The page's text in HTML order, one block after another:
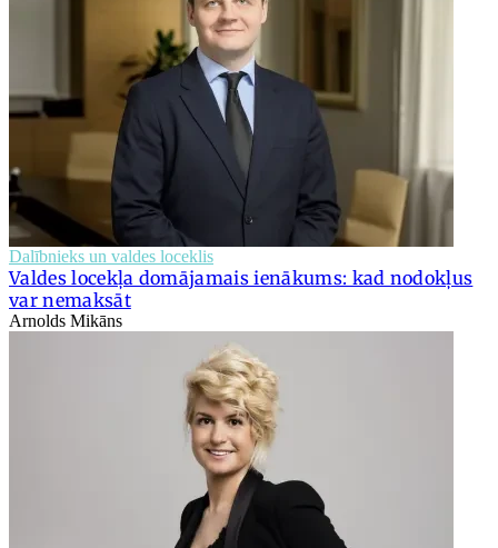
Dalībnieks un valdes loceklis
Valdes locekļa domājamais ienākums: kad nodokļus
var nemaksāt
Arnolds Mikāns